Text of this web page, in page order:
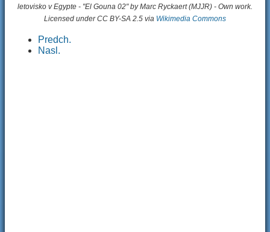
letovisko v Egypte - "El Gouna 02" by Marc Ryckaert (MJJR) - Own work.
Licensed under CC BY-SA 2.5 via Wikimedia Commons
Predch.
Nasl.